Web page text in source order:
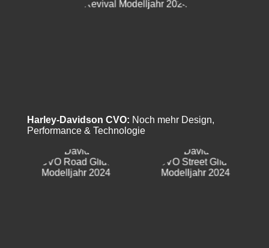
Harley-Davidson CVO: Noch mehr Design,
Performance & Technologie